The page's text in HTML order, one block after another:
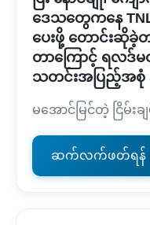
ဒေသတွေကနေ
ပေးဖို့ တောင်းဆို
တာကြောင့် ရလဒ်
သတင်းအပြည့်အစုံ
မအောင်မြင်တဲ့ ငြိမ်းခ
ဆက်လက်ဖတ်ရန်